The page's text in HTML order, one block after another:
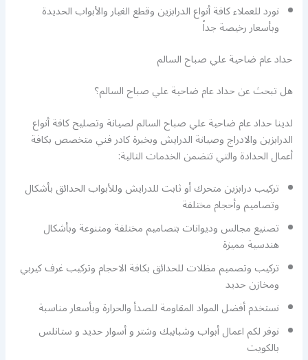
نورد للعملاء كافة أنواع الدرابزين وقطع الغيار والأبواب الحديدة
وبأسعار رخيصة جداً
حداد عام ضاحية علي صباح السالم
هل تبحث عن حداد عام ضاحية علي صباح السالم؟
لدينا حداد عام ضاحية علي صباح السالم لصيانة وتصليح كافة أنواع
الدرابزين والادراج وصيانة الدرايش وبخبرة كادر فني متخصص بكافة
أعمال الحدادة والتي تتضمن الخدمات التالية:
تركيب درابزين متحرك أو ثابت للدرايش وللأبواب الحدائق بأشكال
وتصاميم وأحجام مختلفة
تصنيع مجالس وديوانات بتصاميم مختلفة ومتنوعة وبأشكال
هندسية مميزة
تركيب وتصميم مظلات للحدائق بكافة الاحجام وتركيب غرف كيربي
ومخازن حديد
نستخدم أفضل المواد المقاومة للصدأ والحرارة وبأسعار مناسبة
نوفر لكم اعمال أبواب وشبابيك وشتر و أسوار حديد و ستانلس
بالكويت